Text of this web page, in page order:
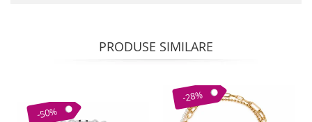
PRODUSE SIMILARE
-50%
-28%